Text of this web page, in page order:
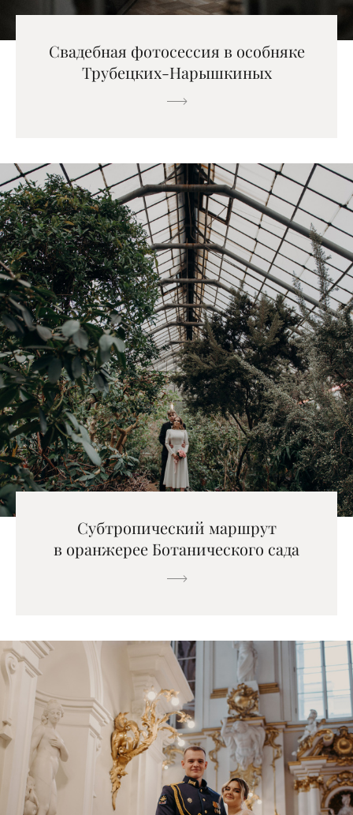
Свадебная фотосессия в особняке
Трубецких-Нарышкиных
Субтропический маршрут
в оранжерее Ботанического сада